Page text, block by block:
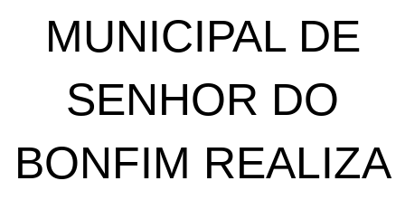
MUNICIPAL DE
SENHOR DO
BONFIM REALIZA